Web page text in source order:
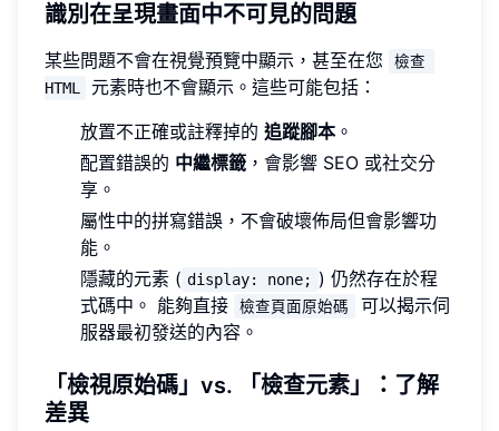
識別在呈現畫面中不可見的問題
某些問題不會在視覺預覽中顯示，甚至在您
檢查
HTML
元素時也不會顯示。這些可能包括：
放置不正確或註釋掉的 追蹤腳本。
配置錯誤的 中繼標籤 ，會影響 SEO 或社交分
享。
屬性中的拼寫錯誤，不會破壞佈局但會影響功
能。
隱藏的元素 ( display: none; ) 仍然存在於程
式碼中。 能夠直接
檢查頁面原始碼
可以揭示伺
服器最初發送的內容。
「檢視原始碼」vs. 「檢查元素」：了解
差異